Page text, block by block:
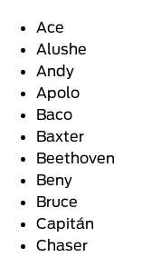
Ace
Alushe
Andy
Apolo
Baco
Baxter
Beethoven
Beny
Bruce
Capitán
Chaser